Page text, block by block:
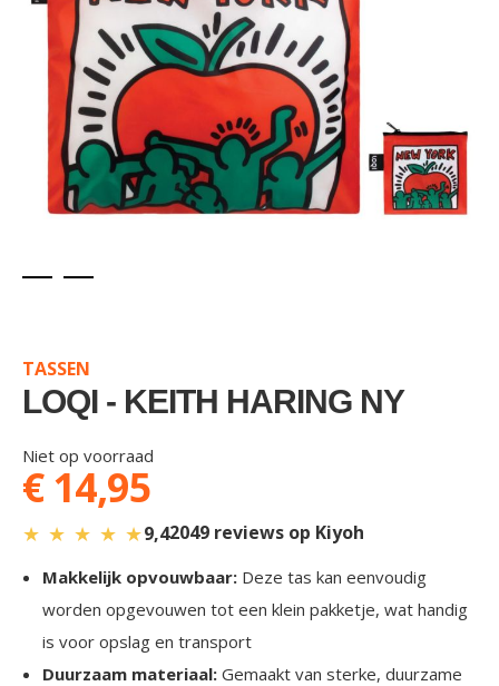
beginning
of
the
gallery
TASSEN
LOQI - KEITH HARING NY
Niet op voorraad
€ 14,95
★ ★ ★ ★ ★9,42049 reviews op Kiyoh
Makkelijk opvouwbaar: Deze tas kan eenvoudig
worden opgevouwen tot een klein pakketje, wat handig
is voor opslag en transport
Duurzaam materiaal: Gemaakt van sterke, duurzame